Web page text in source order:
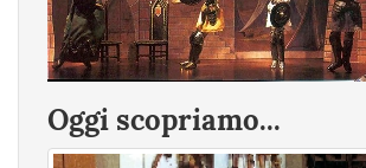
Oggi scopriamo...